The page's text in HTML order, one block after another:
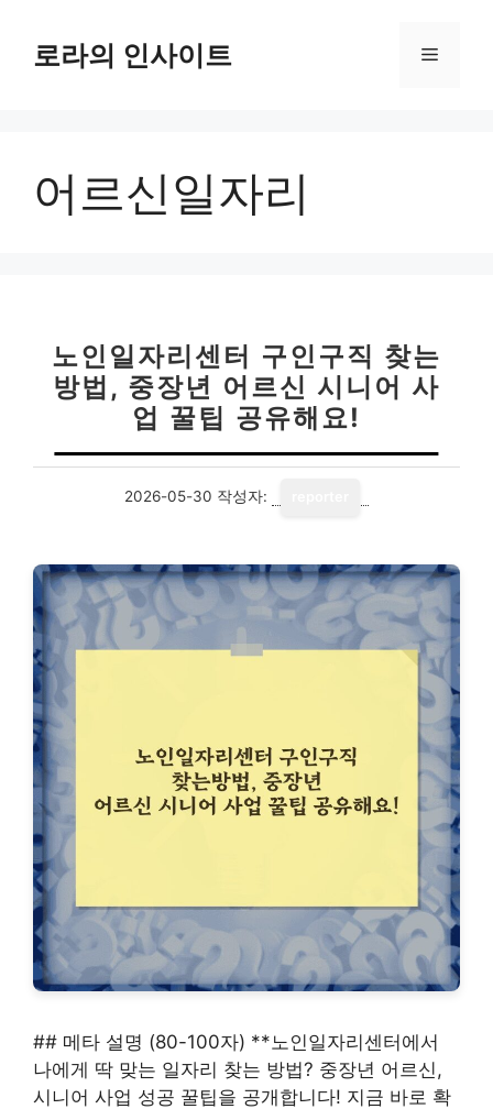
로라의 인사이트 메
어르신일자리
노인일자리센터 구인구직 찾는
방법, 중장년 어르신 시니어 사
업 꿀팁 공유해요!
2026-05-30 작성자:
## 메타 설명 (80-100자) **노인일자리센터에서
나에게 딱 맞는 일자리 찾는 방법? 중장년 어르신,
시니어 사업 성공 꿀팁을 공개합니다! 지금 바로 확